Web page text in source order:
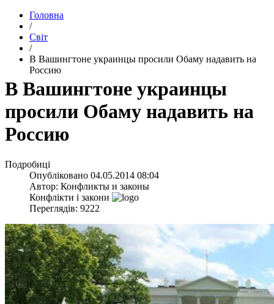
Головна
/
Світ
/
В Вашингтоне украинцы просили Обаму надавить на
Россию
В Вашингтоне украинцы
просили Обаму надавить на
Россию
Подробиці
Опубліковано 04.05.2014 08:04
Автор: Конфликты и законы
Конфлікти і закони
Переглядів: 9222